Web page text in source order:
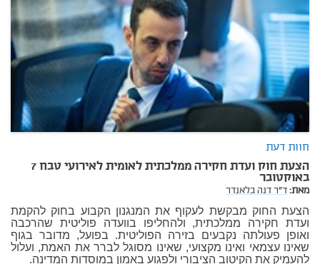
חוות דעת
הצעת חוק ועדת חקירה ממלכתית לאומית לאירועי טבח 7
באוקטובר
מאת:ד"ר דנה בלאנדר
הצעת החוק מבקשת לעקוף את המנגנון הקבוע בחוק להקמת
ועדת חקירה ממלכתית, ולהחליפו בוועדה פוליטית שהרכבה
ואופן פעולתה נקבעים בזירה הפוליטית. בפועל, מדובר בגוף
שאינו עצמאי ואינו מקצועי, שאינו מסוגל לברר את האמת, ועלול
להעמיק את הקיטוב הציבורי ולפגוע באמון במוסדות המדינה.